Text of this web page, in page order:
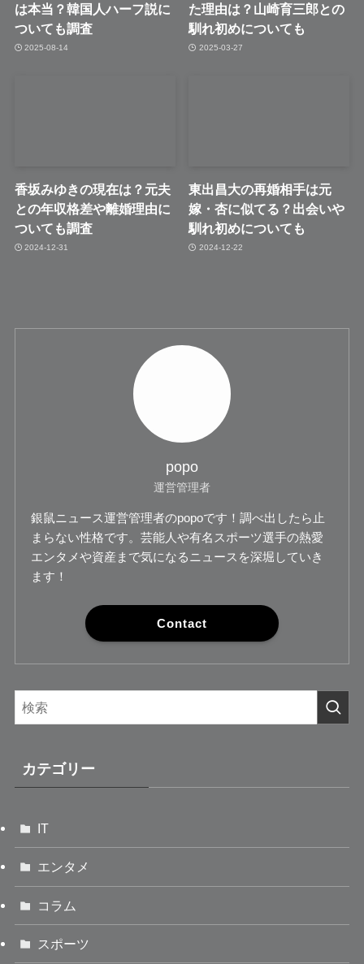
は本当？韓国人ハーフ説に
ついても調査
2025-08-14
た理由は？山崎育三郎との
馴れ初めについても
2025-03-27
香坂みゆきの現在は？元夫
との年収格差や離婚理由に
ついても調査
2024-12-31
東出昌大の再婚相手は元
嫁・杏に似てる？出会いや
馴れ初めについても
2024-12-22
popo
運営管理者
銀鼠ニュース運営管理者のpopoです！調べ出したら止
まらない性格です。芸能人や有名スポーツ選手の熱愛
エンタメや資産まで気になるニュースを深堀していき
ます！
Contact
カテゴリー
IT
エンタメ
コラム
スポーツ